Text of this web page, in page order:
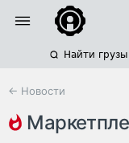
Найти грузы
← Новости